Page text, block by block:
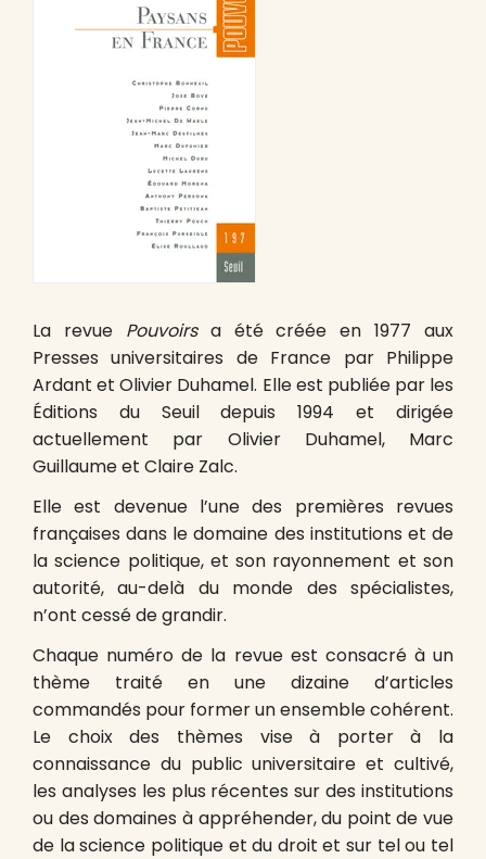
La revue Pouvoirsa été créée en 1977 aux
Presses universitaires de France par Philippe
Ardant et Olivier Duhamel. Elle est publiée par les
Éditions du Seuil depuis 1994 et dirigée
actuellement par Olivier Duhamel, Marc
Guillaume et Claire Zalc.
Elle est devenue l’une des premières revues
françaises dans le domaine des institutions et de
la science politique, et son rayonnement et son
autorité, au-delà du monde des spécialistes,
n’ont cessé de grandir.
Chaque numéro de la revue est consacré à un
thème traité en une dizaine d’articles
commandés pour former un ensemble cohérent.
Le choix des thèmes vise à porter à la
connaissance du public universitaire et cultivé,
les analyses les plus récentes sur des institutions
ou des domaines à appréhender, du point de vue
de la science politique et du droit et sur tel ou tel